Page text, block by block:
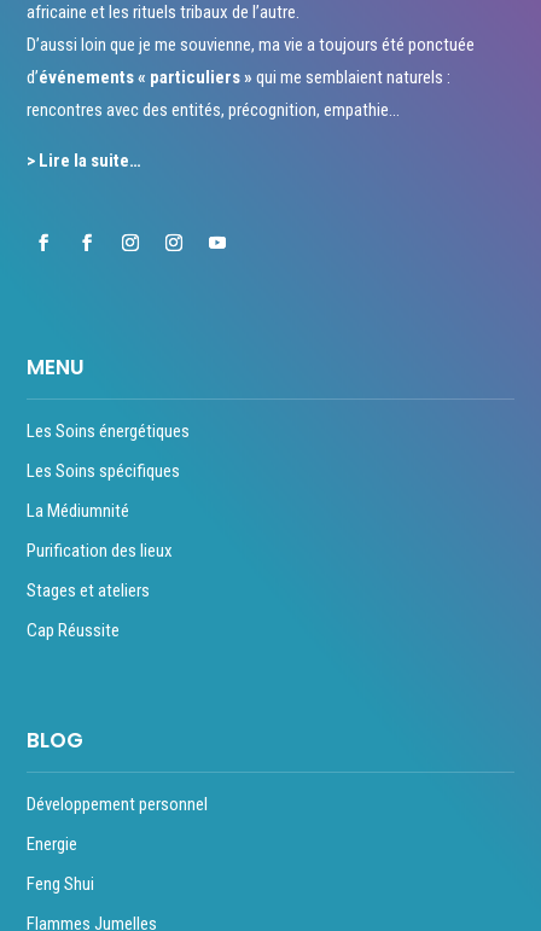
africaine et les rituels tribaux de l’autre.
D’aussi loin que je me souvienne, ma vie a toujours été ponctuée
d’événements « particuliers » qui me semblaient naturels :
rencontres avec des entités, précognition, empathie…
> Lire la suite…
MENU
Les Soins énergétiques
Les Soins spécifiques
La Médiumnité
Purification des lieux
Stages et ateliers
Cap Réussite
BLOG
Développement personnel
Energie
Feng Shui
Flammes Jumelles